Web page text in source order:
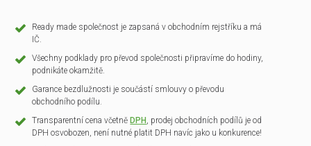
Ready made společnost je zapsaná v obchodním rejstříku a má
IČ.
Všechny podklady pro převod společnosti připravíme do hodiny,
podnikáte okamžitě.
Garance bezdlužnosti je součástí smlouvy o převodu
obchodního podílu.
Transparentní cena včetně DPH , prodej obchodních podílů je od
DPH osvobozen, není nutné platit DPH navíc jako u konkurence!